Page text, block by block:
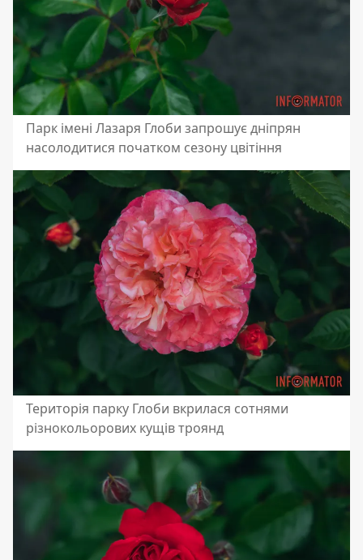
Парк імені Лазаря Глоби запрошує дніпрян
насолодитися початком сезону цвітіння
Територія парку Глоби вкрилася сотнями
різнокольорових кущів троянд